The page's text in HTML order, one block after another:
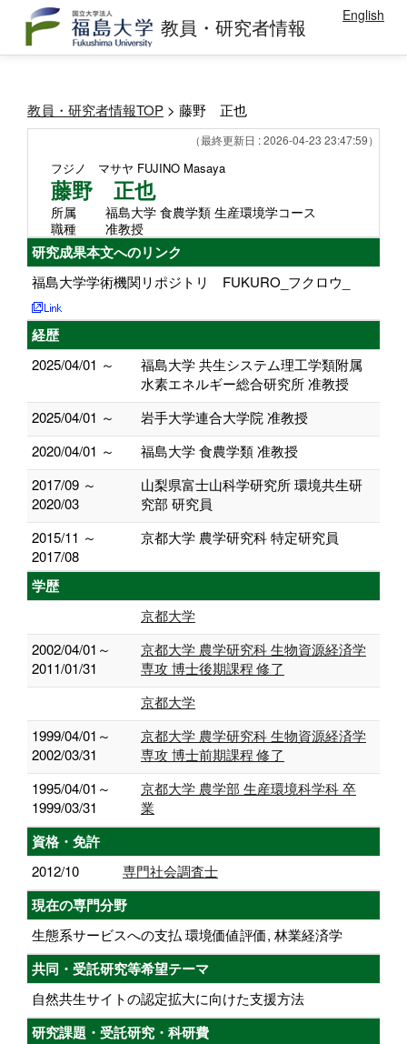
教員・研究者情報 English
教員・研究者情報TOP > 藤野 正也
（最終更新日 : 2026-04-23 23:47:59）
フジノ マサヤ FUJINO Masaya
藤野 正也
所属
福島大学 食農学類 生産環境学コース
職種
准教授
研究成果本文へのリンク
福島大学学術機関リポジトリ FUKURO_フクロウ_
経歴
2025/04/01 ～
福島大学 共生システム理工学類附属
水素エネルギー総合研究所 准教授
2025/04/01 ～
岩手大学連合大学院 准教授
2020/04/01 ～
福島大学 食農学類 准教授
2017/09 ～
2020/03
山梨県富士山科学研究所 環境共生研
究部 研究員
2015/11 ～
2017/08
京都大学 農学研究科 特定研究員
学歴
京都大学
2002/04/01～
2011/01/31
京都大学 農学研究科 生物資源経済学
専攻 博士後期課程 修了
京都大学
1999/04/01～
2002/03/31
京都大学 農学研究科 生物資源経済学
専攻 博士前期課程 修了
1995/04/01～
1999/03/31
京都大学 農学部 生産環境科学科 卒
業
資格・免許
2012/10 専門社会調査士
現在の専門分野
生態系サービスへの支払 環境価値評価, 林業経済学
共同・受託研究等希望テーマ
自然共生サイトの認定拡大に向けた支援方法
研究課題・受託研究・科研費